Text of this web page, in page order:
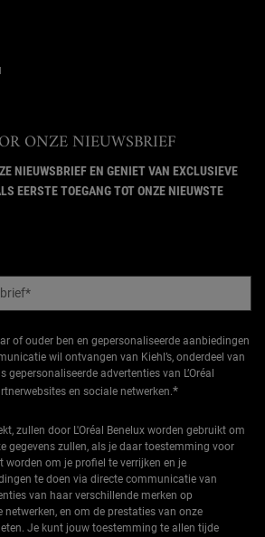
ONZE NIEUWSBRIEF
NIEUWSBRIEF EN GENIET VAN EXCLUSIEVE
EERSTE TOEGANG TOT ONZE NIEUWSTE
*
of ouder ben en gepersonaliseerde aanbiedingen
wil ontvangen van Kiehl’s, onderdeel van
gepersonaliseerde advertenties van L’Oréal
en sociale netwerken.*
zullen door L'Oréal Benelux worden gebruikt om
gegevens zullen, als je daar toestemming voor
worden om je profiel te verrijken en je
te doen via directe communicatie van
van haar verschillende merken op
netwerken, en om de prestaties van onze
Je kunt jouw toestemming te allen tijde